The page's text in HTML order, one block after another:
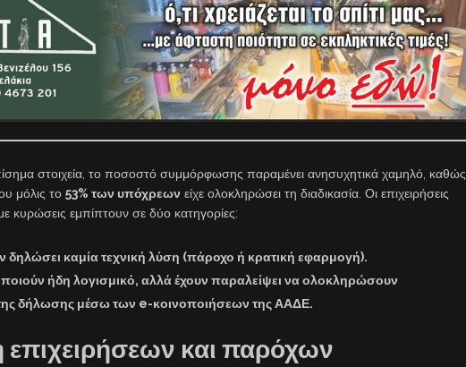
στοιχεία, το ποσοστό συμμόρφωσης παραμένει ανησυχητικά χαμηλό, καθώς
μόλις το 53% των υπόχρεων είχε ολοκληρώσει τη διαδικασία. Οι επιχειρήσεις
κυρώσεις εμπίπτουν σε δύο κατηγορίες:
δηλώσει καμία τεχνική λύση (πάροχο ή κρατική εφαρμογή).
ήδη λογισμικό, αλλά έχουν παραλείψει να ολοκληρώσουν
δήλωσης μέσω των e-κοινοποιήσεων της ΑΑΔΕ.
επιχειρήσεων και παρόχων